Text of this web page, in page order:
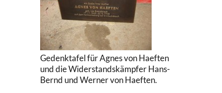
Gedenktafel für Agnes von Haeften
und die Widerstandskämpfer Hans-
Bernd und Werner von Haeften.